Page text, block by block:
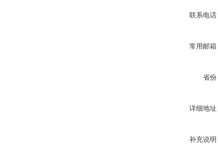
联系电话
常用邮箱
省份
详细地址
补充说明